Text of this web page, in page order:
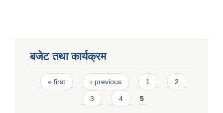
बजेट तथा कार्यक्रम
Pages
« first ‹ previous 1 2
3 4 5